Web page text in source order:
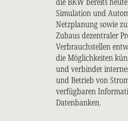
Simulation und
Netzplanung sowie
Zubaus dezentraler
Verbrauchstellen
die Möglichkeiten
und verbindet
und Betrieb von
verfügbaren
Datenbanken.